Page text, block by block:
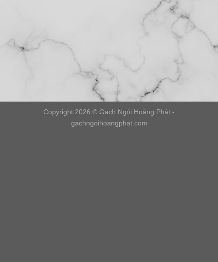
Copyright 2026 © Gạch Ngói Hoàng Phát -
gachngoihoangphat.com